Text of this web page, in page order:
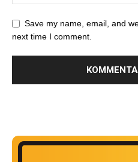
Save my name, email, and
next time I comment.